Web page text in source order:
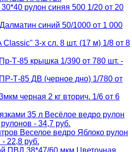
рулон синяя 500 1/20 от 20
синий 50/1000 от 1 000
Classic" 3-х сл. 8 шт. (17 м) 1/8 от 8
Т-85 крышка 1/390 от 780 шт. -
Т-85 ДВ (черное дно) 1/780 от
черная 2 кг вторич. 1/6 от 6
35 л Весёлое ведро рулон
- 34,7 руб.
Веселое ведро Яблоко рулон
22,8 руб.
ПВД 38*47/60 мкм Цветочная